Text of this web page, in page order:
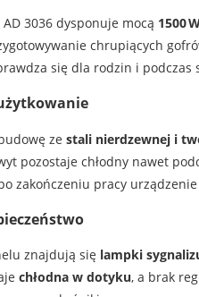
3036 dysponuje mocą 1500
chrupiących
się dla rodzin i podczas
ze stali nierdzewnej i
pozostaje chłodny nawet
po zakończeniu pracy
znajdują się lampki
chłodna w dotyku, a brak